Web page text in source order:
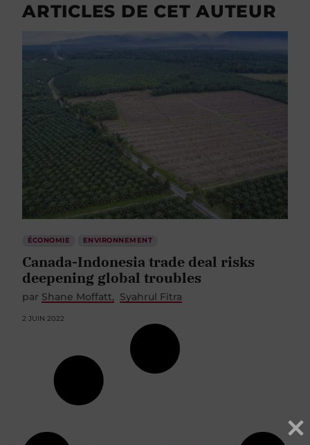
ARTICLES DE CET AUTEUR
ÉCONOMIE ENVIRONNEMENT
Canada-Indonesia trade deal risks
deepening global troubles
par Shane Moffatt Syahrul Fitra
2 JUIN 2022